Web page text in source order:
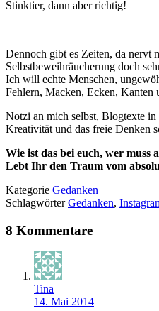
Stinktier, dann aber richtig!
Dennoch gibt es Zeiten, da nervt
Selbstbeweihräucherung doch
Ich will echte Menschen,
Fehlern, Macken, Ecken, Kanten
Notzi an mich selbst, Blogtexte
Kreativität und das freie Denken
Wie ist das bei euch, wer muss
Lebt Ihr den Traum vom
Kategorie Gedanken
SchlagwörterGedanken,
8 Kommentare
Tina
14. Mai 2014